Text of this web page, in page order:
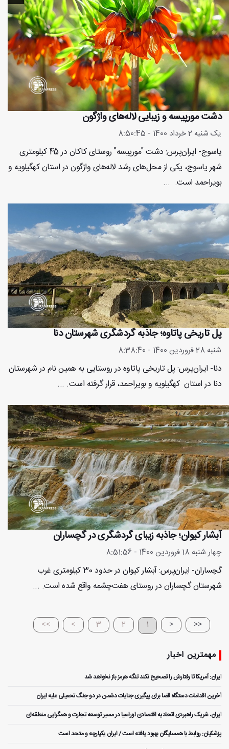
دشت مورپیسه و زیبایی لاله‌های واژگون
یک شنبه 2 خرداد 1400 - 8:50:45
یاسوج- ایران‌پرس: دشت "مورپیسه" روستای کاکان در 45 کیلومتری
شهر یاسوج، یکی از محل‌های رشد لاله‌های واژگون در استان کهگیلویه و
بویراحمد است. ...
پل تاریخی پاتاوه؛ جاذبه گردشگری شهرستان دنا
شنبه 28 فروردین 1400 - 8:38:40
دنا- ایران‌پرس: پل تاریخی پاتاوه در روستایی به همین نام در شهرستان
دنا در استان کهگیلویه و بویراحمد، قرار گرفته است. ...
آبشار کیوان؛ جاذبه زیبای گردشگری در گچساران
چهار شنبه 18 فروردین 1400 - 8:51:56
گچساران- ایران‌پرس: آبشار کیوان در حدود 30 کیلومتری غرب
شهرستان گچساران در روستای هفت‌چشمه واقع شده است. ...
<<
<
1
2
3
>
>>
مهمترین اخبار
ایران: آمریکا تا رفتارش را تصحیح نکند تنگه هرمز باز نخواهد شد
آخرین اقدامات دستگاه قضا برای پیگیری جنایات دشمن در دو جنگ تحمیلی علیه ایران
ایران، شریک راهبردی اتحادیه اقتصادی اوراسیا در مسیر توسعه تجارت و همگرایی منطقه‌ای
پزشکیان: روابط با همسایگان بهبود یافته است / ایران یکپارچه و متحد است